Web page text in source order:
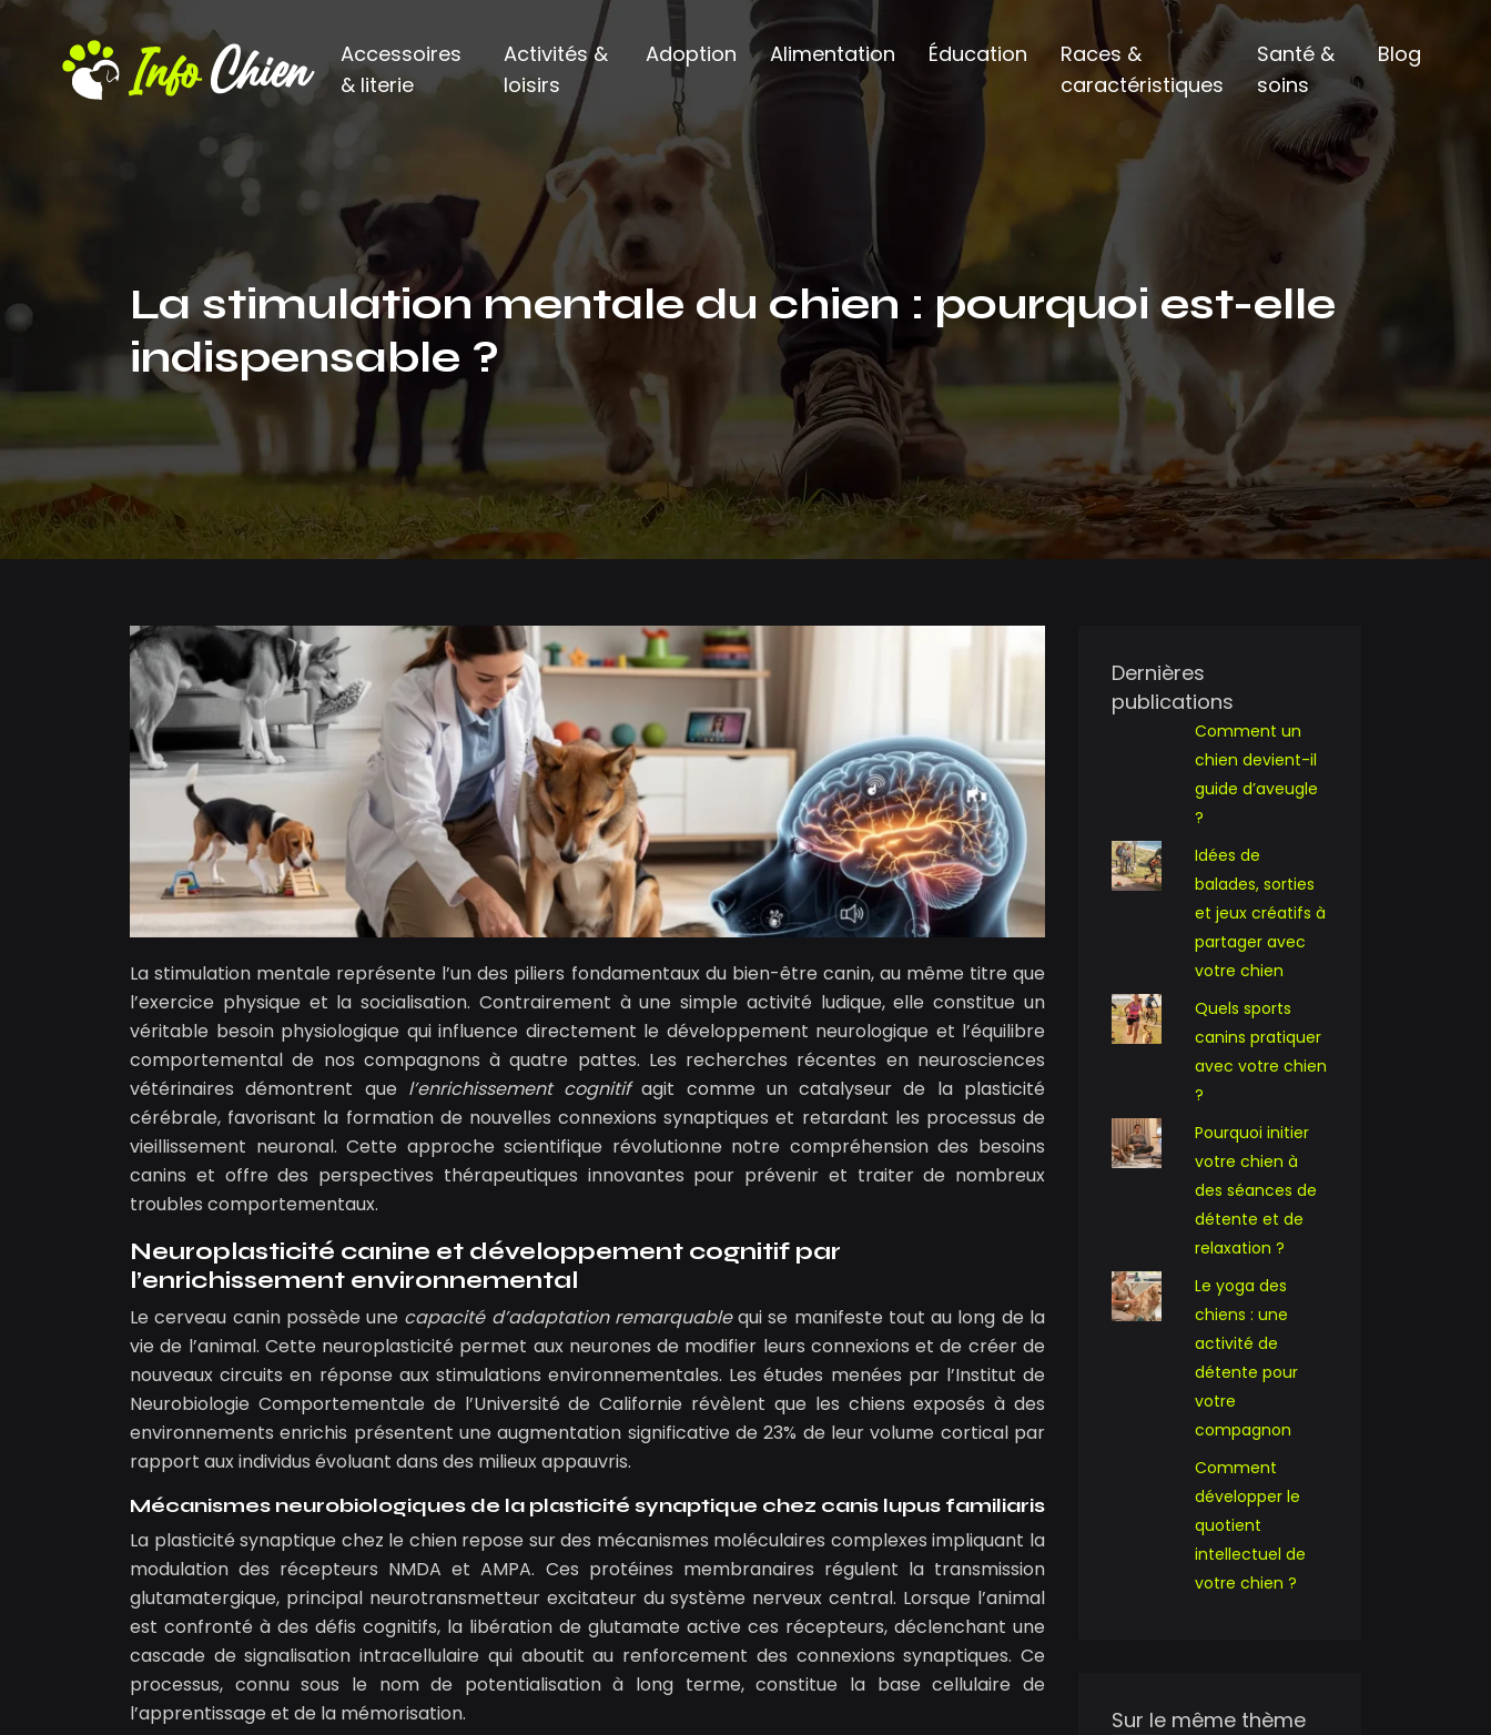
Accessoires
& literie
Activités &
loisirs
Adoption Alimentation Éducation
Races &
caractéristiques
Santé &
soins
Blog
La stimulation mentale du chien : pourquoi est-elle
indispensable ?
La stimulation mentale représente l’un des piliers fondamentaux du bien-être canin, au même titre que
l’exercice physique et la socialisation. Contrairement à une simple activité ludique, elle constitue un
véritable besoin physiologique qui influence directement le développement neurologique et l’équilibre
comportemental de nos compagnons à quatre pattes. Les recherches récentes en neurosciences
vétérinaires démontrent que l’enrichissement cognitifagit comme un catalyseur de la plasticité
cérébrale, favorisant la formation de nouvelles connexions synaptiques et retardant les processus de
vieillissement neuronal. Cette approche scientifique révolutionne notre compréhension des besoins
canins et offre des perspectives thérapeutiques innovantes pour prévenir et traiter de nombreux
troubles comportementaux.
Neuroplasticité canine et développement cognitif par
l’enrichissement environnemental
Le cerveau canin possède une capacité d’adaptation remarquablequi se manifeste tout au long de la
vie de l’animal. Cette neuroplasticité permet aux neurones de modifier leurs connexions et de créer de
nouveaux circuits en réponse aux stimulations environnementales. Les études menées par l’Institut de
Neurobiologie Comportementale de l’Université de Californie révèlent que les chiens exposés à des
environnements enrichis présentent une augmentation significative de 23% de leur volume cortical par
rapport aux individus évoluant dans des milieux appauvris.
Mécanismes neurobiologiques de la plasticité synaptique chez canis lupus familiaris
La plasticité synaptique chez le chien repose sur des mécanismes moléculaires complexes impliquant la
modulation des récepteurs NMDA et AMPA. Ces protéines membranaires régulent la transmission
glutamatergique, principal neurotransmetteur excitateur du système nerveux central. Lorsque l’animal
est confronté à des défis cognitifs, la libération de glutamate active ces récepteurs, déclenchant une
cascade de signalisation intracellulaire qui aboutit au renforcement des connexions synaptiques. Ce
processus, connu sous le nom de potentialisation à long terme, constitue la base cellulaire de
l’apprentissage et de la mémorisation.
Dernières
publications
Comment un
chien devient-il
guide d’aveugle
?
Idées de
balades, sorties
et jeux créatifs à
partager avec
votre chien
Quels sports
canins pratiquer
avec votre chien
?
Pourquoi initier
votre chien à
des séances de
détente et de
relaxation ?
Le yoga des
chiens : une
activité de
détente pour
votre
compagnon
Comment
développer le
quotient
intellectuel de
votre chien ?
Sur le même thème